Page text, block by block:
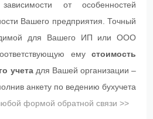
от особенностей
Вашего предприятия. Точный
для Вашего ИП или ООО
емустоимость
учетадля Вашей организации –
анкету по ведению бухучета
формой обратной связи >>